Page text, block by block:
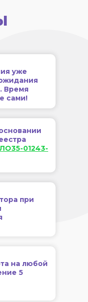
уже
Время
сами!
01243-
при
на любой
5